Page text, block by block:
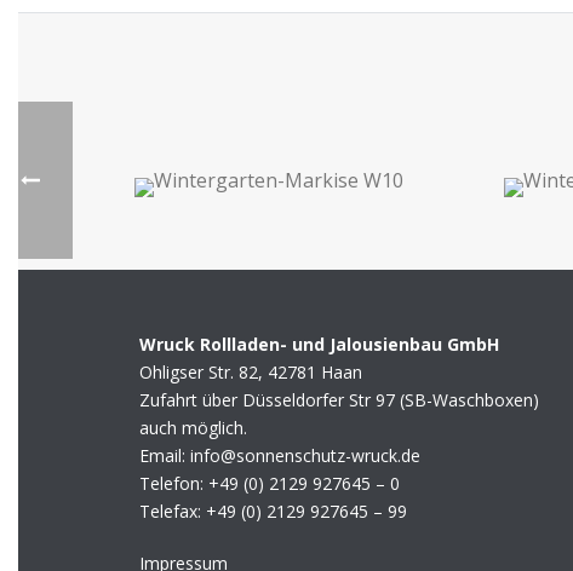
Wruck Rollladen- und Jalousienbau GmbH
Ohligser Str. 82, 42781 Haan
Zufahrt über Düsseldorfer Str 97 (SB-Waschboxen)
auch möglich.
Email: info@sonnenschutz-wruck.de
Telefon: +49 (0) 2129 927645 – 0
Telefax: +49 (0) 2129 927645 – 99
Impressum